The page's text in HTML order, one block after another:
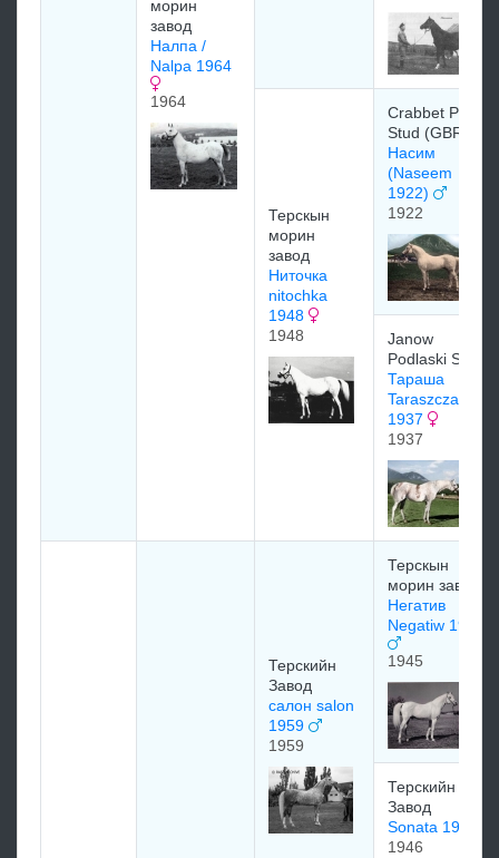
морин
завод
Налпа /
Nalpa 1964
1964
Терскын
морин
завод
Ниточка
nitochka
1948
1948
Crabbet Park
Stud (GBR)
Насим
(Naseem
1922)
1922
Janow
Podlaski Stud
Тараша
Taraszcza
1937
1937
Терскийн
Завод
салон salon
1959
1959
Терскын
морин завод
Негатив
Negatiw 1945
1945
Терскийн
Завод
Sonata 1946
1946